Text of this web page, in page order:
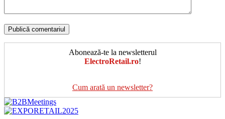
Abonează-te la newsletterul
ElectroRetail.ro!
Cum arată un newsletter?